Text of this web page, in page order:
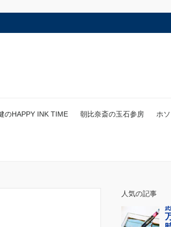
のHAPPY INK TIME 朝比奈斎の玉石参房 ホ
人気の記事